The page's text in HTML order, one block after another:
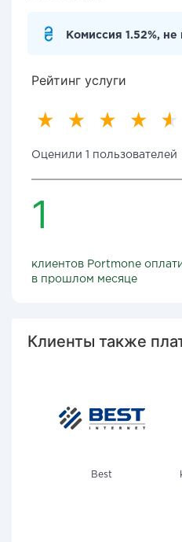
Комиссия 1.52%,
Рейтинг услуги
Оценили 1 пользователей
1
клиентов Portmone
в прошлом месяце
Клиенты также
Best